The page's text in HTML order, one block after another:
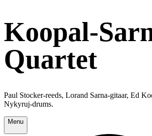
Koopal-
Quartet
Paul Stocker-reeds, Lorand Sarna-gitaar, Ed
Nykyruj-drums.
Menu